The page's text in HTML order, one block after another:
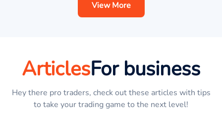
View More
ArticlesFor business
Hey there pro traders, check out these articles with tips
to take your trading game to the next level!